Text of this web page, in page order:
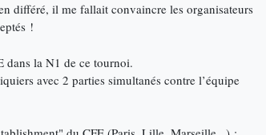
différé, il me fallait convaincre les organisateurs
!
dans la N1 de ce tournoi.
avec 2 parties simultanés contre l’équipe